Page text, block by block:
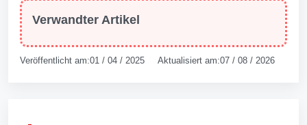
Verwandter Artikel
Veröffentlicht am:01 / 04 / 2025 Aktualisiert am:07 / 08 / 2026